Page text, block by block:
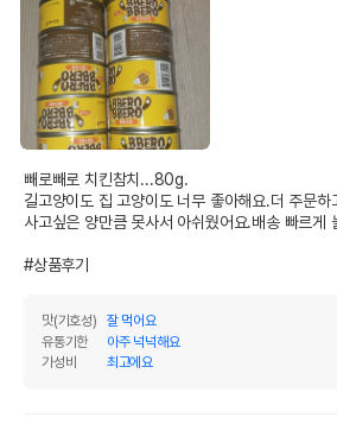
빼로빼로 치킨참치...80g.
길고양이도 집 고양이도 너무 좋아해요.더 주문
사고싶은 양만큼 못사서 아쉬웠어요.배송 빠르게
#상품후기
맛(기호성)
잘 먹어요
유통기한
아주 넉넉해요
가성비
최고에요